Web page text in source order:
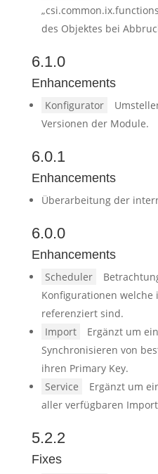
des Objektes bei
6.1.0
Enhancements
Konfigurator
Versionen der Module.
6.0.1
Enhancements
Überarbeitung der
6.0.0
Enhancements
Scheduler
Konfigurationen welche
referenziert sind.
Import
Ergänzt um
Synchronisieren von
ihren Primary Key.
Service
Ergänzt um
aller verfügbaren
5.2.2
Fixes